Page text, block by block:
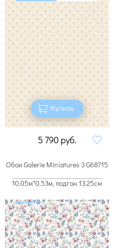
Купить
5 790 руб.
Обои Galerie Miniatures 3 G68715
10.05м*0.53м, подгон 13.25см